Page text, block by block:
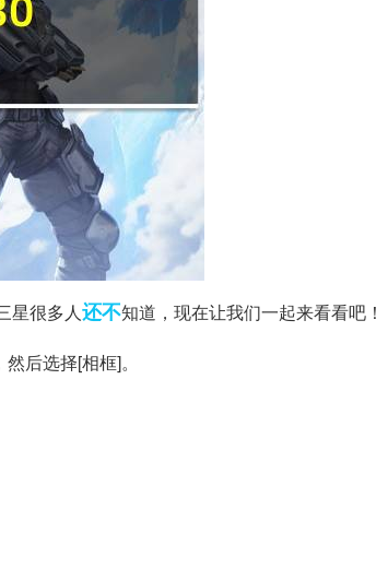
星很多人还不知道，现在让我们一起来看看吧！
后选择[相框]。